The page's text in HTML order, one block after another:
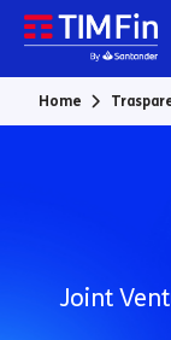
Vai al contenuto
Home
Joint